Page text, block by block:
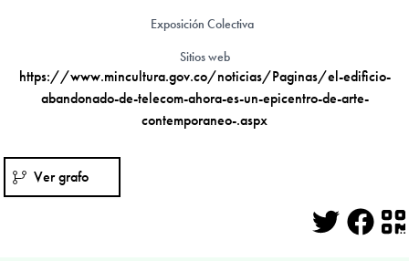
Exposición Colectiva
Sitios web
https://www.mincultura.gov.co/noticias/Paginas/el-edificio-
abandonado-de-telecom-ahora-es-un-epicentro-de-arte-
contemporaneo-.aspx
Ver grafo